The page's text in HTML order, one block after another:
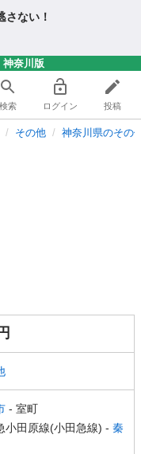
さない！
神奈川版
検索 ログイン 投稿
その他 神奈川県のその
- 室町
小田原線(小田急線) - 秦